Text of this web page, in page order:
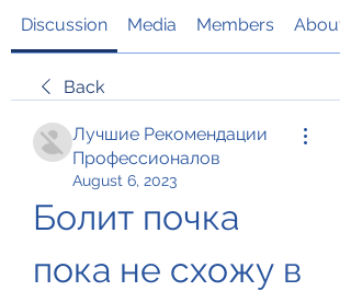
Discussion Media Members About
Back
Лучшие Рекомендации
Профессионалов
August 6, 2023
Болит почка
пока не схожу в